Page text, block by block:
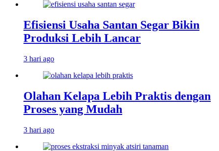
Efisiensi Usaha Santan Segar Bikin
Produksi Lebih Lancar
3 hari ago
Olahan Kelapa Lebih Praktis dengan
Proses yang Mudah
3 hari ago